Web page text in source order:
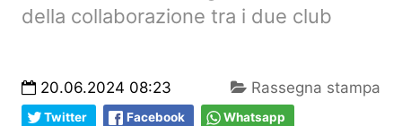
della collaborazione tra i due club
20.06.2024 08:23 Rassegna stampa
Twitter Facebook Whatsapp